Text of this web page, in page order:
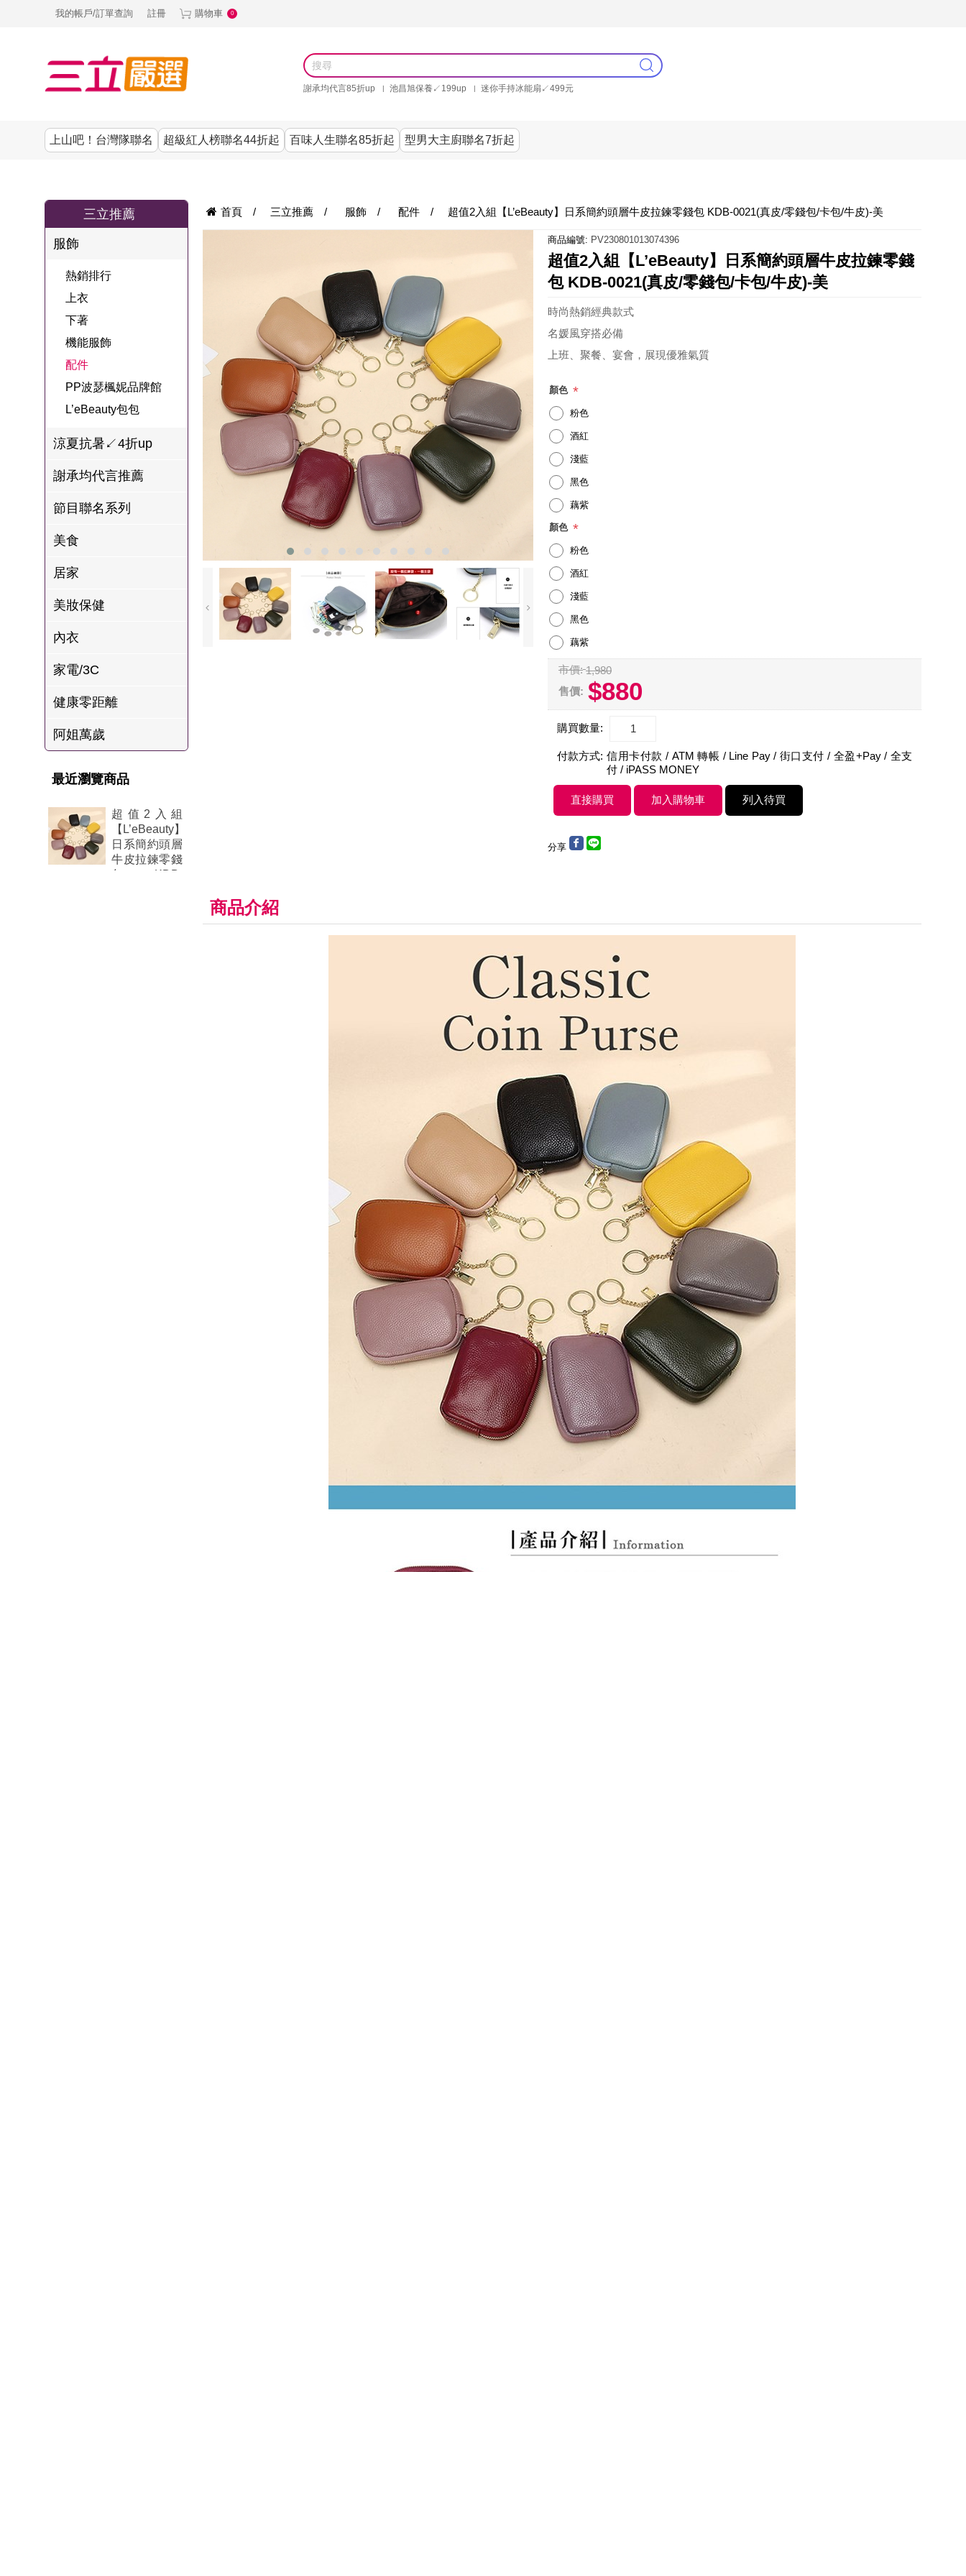
我的帳戶/訂單查詢 註冊 購物車 0
謝承均代言85折up 池昌旭保養↙199up
迷你手持冰能扇↙499元
上山吧！台灣隊聯名 超級紅人榜聯名44折起 百味人生聯名85折起 型男大主廚聯名7折起
古溜x五秀園
熱銷排行
夜聯名
名
型男大主廚聯
名
推薦
熱銷排行
品
焙
雞精
林聰明沙鍋魚
冷藏 | 冷凍食品
李大娘手工水
鮮蝦蝦滑
愛雅辣呦
沈玉琳代言羊
海瑞摃丸
八兩排烤肉組
熱銷排行
清潔用品
寢具│床墊
宗教開運
ELVIS愛菲斯
金健康石墨烯
台塑生醫
熱銷排行
機能服飾
配件
PP波瑟楓妮品
牌館
養生|保健
池昌旭代言
OUR FAMILY
甘味人生
狀元堂牛樟芝
十時塑
熱銷排行
女內褲
男內褲
NEONER
熱銷排行
美容專區
涼夏家電
3C
1MORE耳機
韓國
SKINASSET
甘味人生鍵力
肽↙85折
百味人生
三立推薦
服飾
熱銷排行
上衣
下著
機能服飾
配件
PP波瑟楓妮品牌館
L’eBeauty包包
涼夏抗暑↙4折up
謝承均代言推薦
節目聯名系列
美食
居家
美妝保健
內衣
家電/3C
健康零距離
阿姐萬歲
最近瀏覽商品
超值2入組
【L’eBeauty】
日系簡約頭層
牛皮拉鍊零錢
包 KDB-
首頁 / 三立推薦 / 服飾 / 配件 / 超值2入組【L’eBeauty】日系簡約頭層牛皮拉鍊零錢包 KDB-0021(真皮/零錢包/卡包/牛皮)-美
商品編號: PV230801013074396
超值2入組【L’eBeauty】日系簡約頭層牛皮拉鍊零錢
包 KDB-0021(真皮/零錢包/卡包/牛皮)-美
時尚熱銷經典款式
名媛風穿搭必備
上班、聚餐、宴會，展現優雅氣質
顏色 *
粉色
酒紅
淺藍
黑色
藕紫
顏色 *
粉色
酒紅
淺藍
黑色
藕紫
市價: 1,980
售價: $880
購買數量:
付款方式: 信用卡付款 / ATM 轉帳 / Line Pay / 街口支付 / 全盈+Pay / 全支
付 / iPASS MONEY
分享
商品介紹